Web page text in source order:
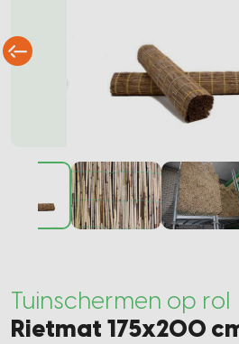
Tuinschermen op rol
Rietmat 175x200